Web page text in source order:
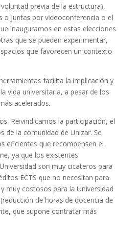
previa de la estructura),
o Juntas por videoconferencia o el
inauguramos en estas elecciones
que se pueden experimentar,
que favorecen un contexto
facilita la implicación y
vida universitaria, a pesar de los
acelerados.
Reivindicamos la participación, el
de la comunidad de Unizar. Se
eficientes que recompensen el
ya que los existentes
son muy cicateros para
ECTS que no necesitan para
muy costosos para la Universidad
de horas de docencia de
que supone contratar más